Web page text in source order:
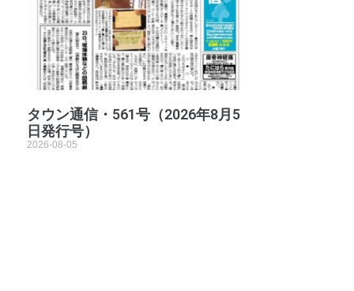
タウン通信・561号（2026年8月5
日発行号）
2026-08-05